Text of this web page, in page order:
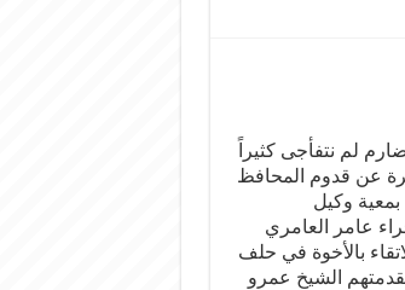
لم نتفأجى كثيراً
عن قدوم المحافظ
وكيل
عامر العامري
بالأخوة في حلف
الشيخ عمرو